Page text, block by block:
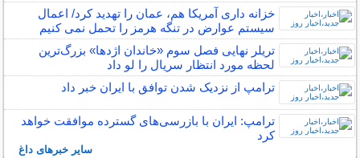
خزانه داری آمریکا هم، عمان را تهدید کرد/ اعمال
سیستم عوارض در تنگه هرمز را تحمل نمی کنیم
تریلر نهایی فصل سوم «خاندان اژدها» بزرگ‌ترین
لحظه مورد انتظار سریال را لو داد
ترامپ از نزدیک شدن توافق با ایران خبر داد
ترامپ: ایران با بازرسی‌های گسترده موافقت خواهد
کرد
سایر خبرهای داغ